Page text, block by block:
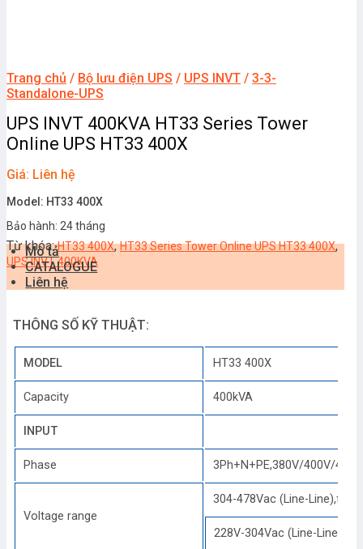
Trang chủ / Bộ lưu điện UPS / UPS INVT / 3-3-
Standalone-UPS
UPS INVT 400KVA HT33 Series Tower
Online UPS HT33 400X
Giá: Liên hệ
Model: HT33 400X
Bảo hành: 24 tháng
Từ khóa:HT33 400X,HT33 Series Tower Online UPS HT33 400X,
UPS INVT 400KVA
Mô tả
CATALOGUE
Liên hệ
THÔNG SỐ KỸ THUẬT:
MODEL HT33 400X
Capacity 400kVA
INPUT
Phase 3Ph+N+PE,380V/400V/
Voltage range
304-478Vac (Line-Line),full
228V-304Vac (Line-